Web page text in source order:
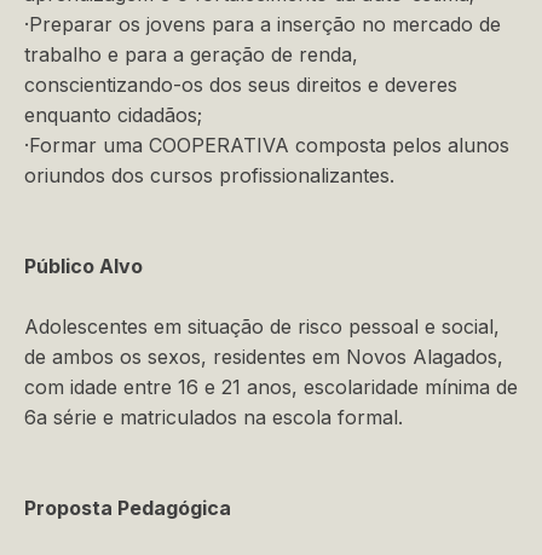
·Preparar os jovens para a inserção no mercado de
trabalho e para a geração de renda,
conscientizando-os dos seus direitos e deveres
enquanto cidadãos;
·Formar uma COOPERATIVA composta pelos alunos
oriundos dos cursos profissionalizantes.
Público Alvo
Adolescentes em situação de risco pessoal e social,
de ambos os sexos, residentes em Novos Alagados,
com idade entre 16 e 21 anos, escolaridade mínima de
6a série e matriculados na escola formal.
Proposta Pedagógica